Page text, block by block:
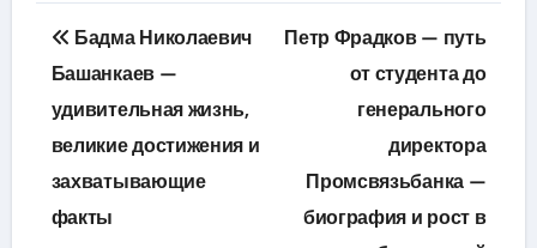
Навигация
по
записям
Бадма Николаевич
Башанкаев —
удивительная жизнь,
великие достижения и
захватывающие
факты
Петр Фрадков — путь
от студента до
генерального
директора
Промсвязьбанка —
биография и рост в